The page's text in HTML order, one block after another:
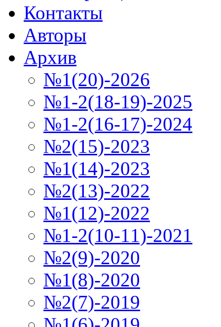
Контакты
Авторы
Архив
№1(20)-2026
№1-2(18-19)-2025
№1-2(16-17)-2024
№2(15)-2023
№1(14)-2023
№2(13)-2022
№1(12)-2022
№1-2(10-11)-2021
№2(9)-2020
№1(8)-2020
№2(7)-2019